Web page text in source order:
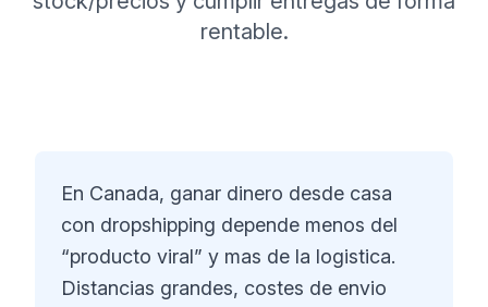
rentable.
En Canada, ganar dinero desde casa
con dropshipping depende menos del
“producto viral” y mas de la logistica.
Distancias grandes, costes de envio